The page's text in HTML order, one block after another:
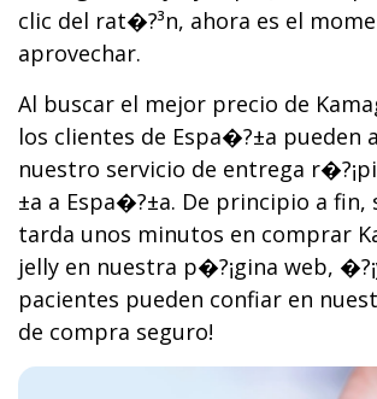
clic del rat�?³n, ahora es el
aprovechar.
Al buscar el mejor precio de
los clientes de Espa�?±a pueden
nuestro servicio de entrega
±a a Espa�?±a. De principio a fin,
tarda unos minutos en comprar
jelly en nuestra p�?¡gina web,
pacientes pueden confiar en
de compra seguro!